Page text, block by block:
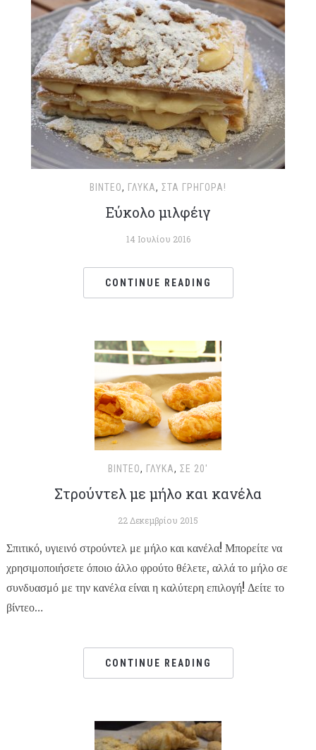
ΒΊΝΤΕΟ, ΓΛΥΚΆ, ΣΤΑ ΓΡΉΓΟΡΑ!
Εύκολο μιλφέιγ
14 Ιουλίου 2016
CONTINUE READING
ΒΊΝΤΕΟ, ΓΛΥΚΆ, ΣΕ 20'
Στρούντελ με μήλο και κανέλα
22 Δεκεμβρίου 2015
Σπιτικό, υγιεινό στρούντελ με μήλο και κανέλα! Μπορείτε να
χρησιμοποιήσετε όποιο άλλο φρούτο θέλετε, αλλά το μήλο σε
συνδυασμό με την κανέλα είναι η καλύτερη επιλογή! Δείτε το
βίντεο…
CONTINUE READING